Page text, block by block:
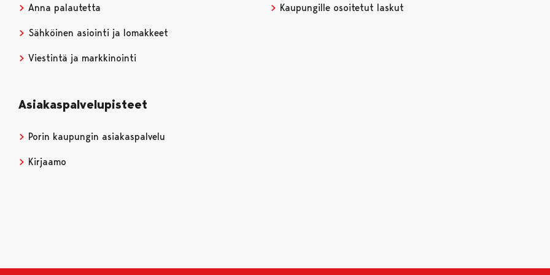
Anna palautetta
Sähköinen asiointi ja lomakkeet
Viestintä ja markkinointi
Kaupungille osoitetut laskut
Asiakaspalvelupisteet
Porin kaupungin asiakaspalvelu
Kirjaamo